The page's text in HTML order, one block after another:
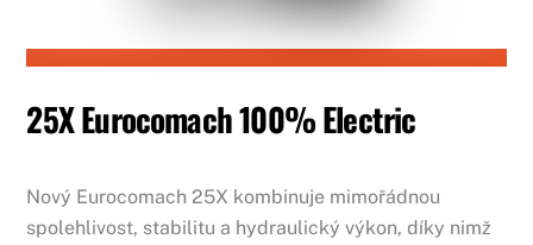
25X Eurocomach 100% Electric
Nový Eurocomach 25X kombinuje mimořádnou
spolehlivost, stabilitu a hydraulický výkon, díky nimž